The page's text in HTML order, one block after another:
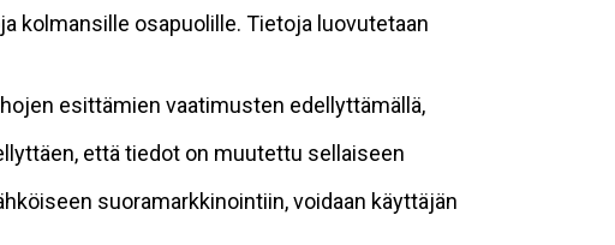
kolmansille osapuolille. Tietoja luovutetaan
esittämien vaatimusten edellyttämällä,
että tiedot on muutettu sellaiseen
suoramarkkinointiin, voidaan käyttäjän